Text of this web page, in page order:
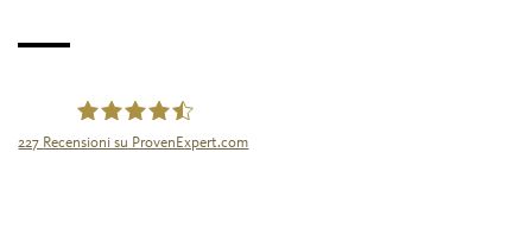
227 Recensioni su ProvenExpert.com